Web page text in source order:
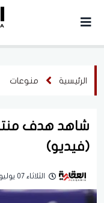
الرئيسية منوعات
(فيديو)
الثلاثاء 07 يوليو 2026 | 07:25 مساءً